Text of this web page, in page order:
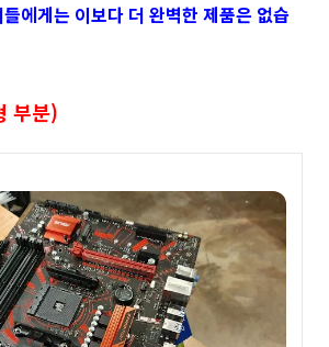
에게는 이보다 더 완벽한 제품은 없습
부분)